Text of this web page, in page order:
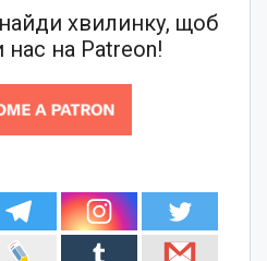
хвилинку, щоб
нас на Patreon!